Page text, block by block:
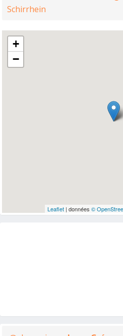
Schirrhein
+
−
Leaflet| données ©